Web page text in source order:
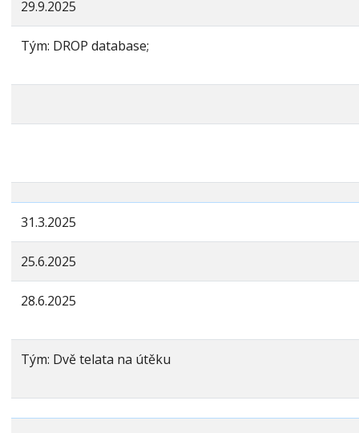
29.9.2025
Tým: DROP database;
31.3.2025
25.6.2025
28.6.2025
Tým: Dvě telata na útěku